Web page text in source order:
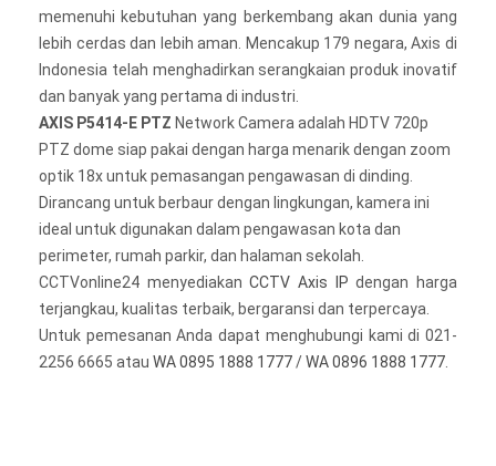
memenuhi kebutuhan yang berkembang akan dunia yang
lebih cerdas dan lebih aman. Mencakup 179 negara, Axis di
Indonesia telah menghadirkan serangkaian produk inovatif
dan banyak yang pertama di industri.
AXIS P5414-E PTZ Network Camera adalah HDTV 720p
PTZ dome siap pakai dengan harga menarik dengan zoom
optik 18x untuk pemasangan pengawasan di dinding.
Dirancang untuk berbaur dengan lingkungan, kamera ini
ideal untuk digunakan dalam pengawasan kota dan
perimeter, rumah parkir, dan halaman sekolah.
CCTVonline24 menyediakanCCTV Axis IP dengan harga
terjangkau, kualitas terbaik, bergaransi dan terpercaya.
Untuk pemesanan Anda dapat menghubungi kami di 021-
2256 6665 atau WA 0895 1888 1777/WA 0896 1888 1777